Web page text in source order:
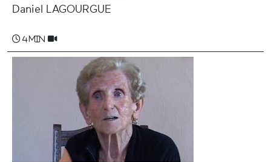
Daniel LAGOURGUE
4 min